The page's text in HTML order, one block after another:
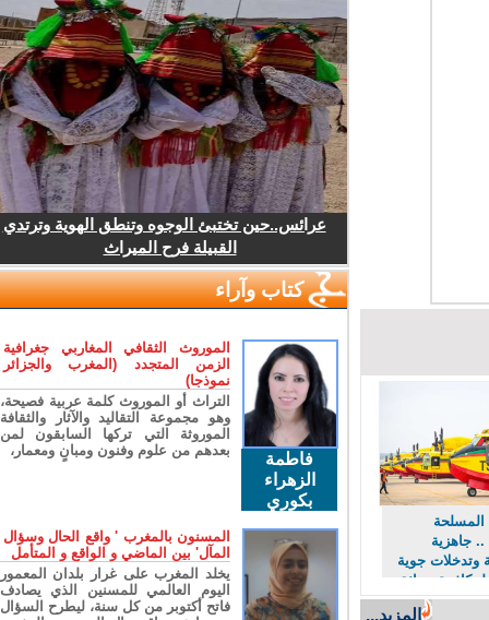
جاهزية
جوية
حرائق
المزيد...
عرائس..حين تختبئ الوجوه وتنطق الهوية وترتدي
القبيلة فرح الميراث
كتاب وآراء
فاطمة
الزهراء
بكوري
الموروث الثقافي المغاربي جغرافية
الزمن المتجدد (المغرب والجزائر
نموذجا)
التراث أو الموروث كلمة عربية فصيحة،
وهو مجموعة التقاليد والآثار والثقافة
الموروثة التي تركها السابقون لمن
بعدهم من علوم وفنون ومبانٍ ومعمار،
المسنون بالمغرب ' واقع الحال وسؤال
المآل' بين الماضي و الواقع و المتأمل
يخلد المغرب على غرار بلدان المعمور
اليوم العالمي للمسنين الذي يصادف
فاتح أكتوبر من كل سنة، ليطرح السؤال